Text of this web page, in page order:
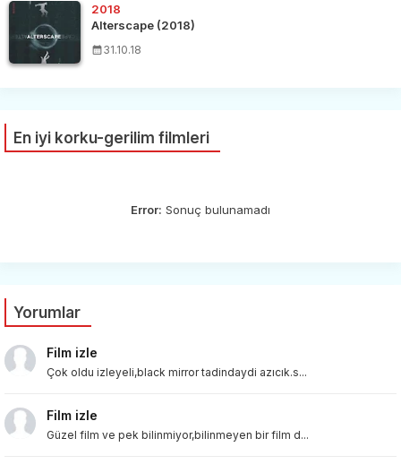
2018
Alterscape (2018)
31.10.18
En iyi korku-gerilim filmleri
Error: Sonuç bulunamadı
Yorumlar
Film izle
Çok oldu izleyeli,black mirror tadindaydi azıcık.s...
Film izle
Güzel film ve pek bilinmiyor,bilinmeyen bir film d...